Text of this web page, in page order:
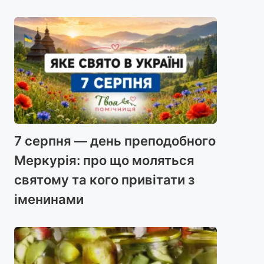
7 серпня — день преподобного
Меркурія: про що моляться
святому та кого привітати з
іменинами